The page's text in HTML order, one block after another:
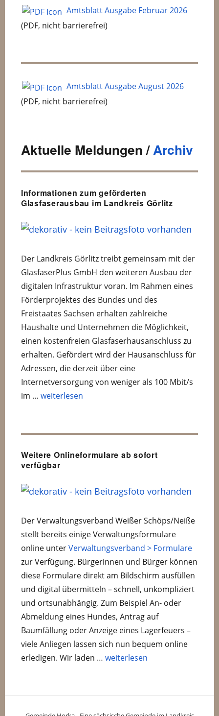
Amtsblatt Ausgabe Februar 2026
(PDF, nicht barrierefrei)
Amtsblatt Ausgabe August 2026
(PDF, nicht barrierefrei)
Aktuelle Meldungen /Archiv
Informationen zum geförderten
Glasfaserausbau im Landkreis Görlitz
Der Landkreis Görlitz treibt gemeinsam mit der
GlasfaserPlus GmbH den weiteren Ausbau der
digitalen Infrastruktur voran. Im Rahmen eines
Förderprojektes des Bundes und des
Freistaates Sachsen erhalten zahlreiche
Haushalte und Unternehmen die Möglichkeit,
einen kostenfreien Glasfaserhausanschluss zu
erhalten. Gefördert wird der Hausanschluss für
Adressen, die derzeit über eine
Internetversorgung von weniger als 100 Mbit/s
im … „Informationen zum geförderten
weiterlesen
Weitere Onlineformulare ab sofort
verfügbar
Der Verwaltungsverband Weißer Schöps/Neiße
stellt bereits einige Verwaltungsformulare
online unterVerwaltungsverband > Formulare
zur Verfügung. Bürgerinnen und Bürger können
diese Formulare direkt am Bildschirm ausfüllen
und digital übermitteln – schnell, unkompliziert
und ortsunabhängig. Zum Beispiel An- oder
Abmeldung eines Hundes, Antrag auf
Baumfällung oder Anzeige eines Lagerfeuers –
viele Anliegen lassen sich nun bequem online
erledigen. Wir laden … „Weitere Onlineformulare ab
weiterlesen